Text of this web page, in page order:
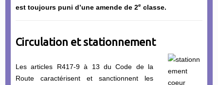
est toujours puni d’une amende de 2eclasse.
Circulation et stationnement
Les articles R417-9 à 13 du Code de la
Route caractérisent et sanctionnent les